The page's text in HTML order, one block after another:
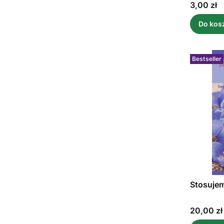
Cena
3,00 zł
Do
Bestseller
Cena
20,00 zł